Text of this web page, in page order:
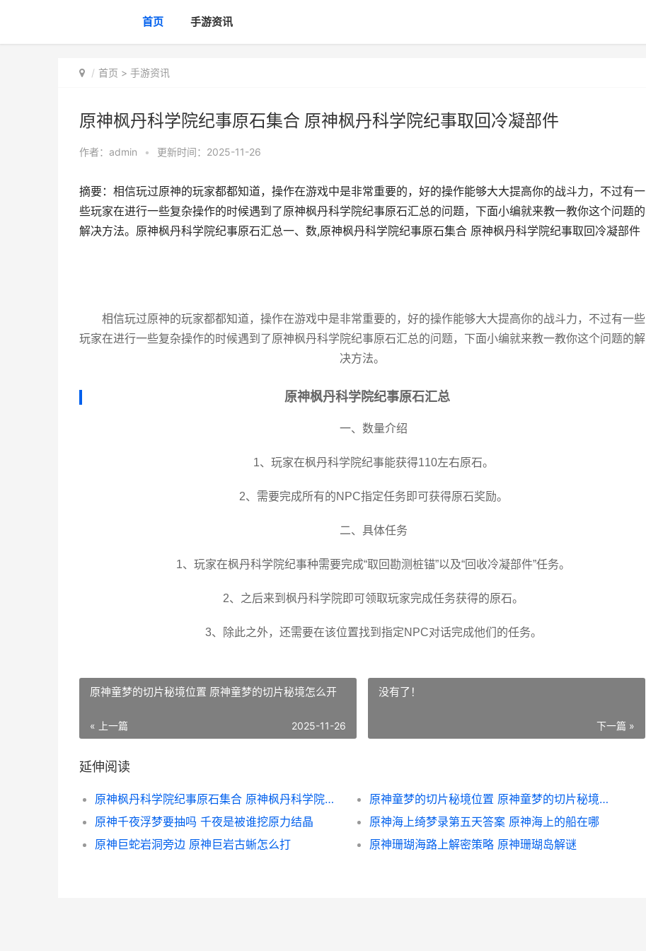
首页 手游资讯
首页 > 手游资讯
原神枫丹科学院纪事原石集合 原神枫丹科学院纪事取回冷凝部件
作者： admin • 更新时间：2025-11-26
摘要：相信玩过原神的玩家都都知道，操作在游戏中是非常重要的，好的操作能够大大提高你的战斗力，不过有一
些玩家在进行一些复杂操作的时候遇到了原神枫丹科学院纪事原石汇总的问题，下面小编就来教一教你这个问题的
解决方法。原神枫丹科学院纪事原石汇总一、数,原神枫丹科学院纪事原石集合 原神枫丹科学院纪事取回冷凝部件
相信玩过原神的玩家都都知道，操作在游戏中是非常重要的，好的操作能够大大提高你的战斗力，不过有一些
玩家在进行一些复杂操作的时候遇到了原神枫丹科学院纪事原石汇总的问题，下面小编就来教一教你这个问题的解
决方法。
原神枫丹科学院纪事原石汇总
一、数量介绍
1、玩家在枫丹科学院纪事能获得110左右原石。
2、需要完成所有的NPC指定任务即可获得原石奖励。
二、具体任务
1、玩家在枫丹科学院纪事种需要完成“取回勘测桩锚”以及“回收冷凝部件”任务。
2、之后来到枫丹科学院即可领取玩家完成任务获得的原石。
3、除此之外，还需要在该位置找到指定NPC对话完成他们的任务。
原神童梦的切片秘境位置 原神童梦的切片秘境怎么开
« 上一篇 2025-11-26
没有了！
下一篇 »
延伸阅读
原神枫丹科学院纪事原石集合 原神枫丹科学院纪事取回冷凝部件
原神童梦的切片秘境位置 原神童梦的切片秘境怎么开
原神千夜浮梦要抽吗 千夜是被谁挖原力结晶
原神海上绮梦录第五天答案 原神海上的船在哪
原神巨蛇岩洞旁边 原神巨岩古蜥怎么打
原神珊瑚海路上解密策略 原神珊瑚岛解谜